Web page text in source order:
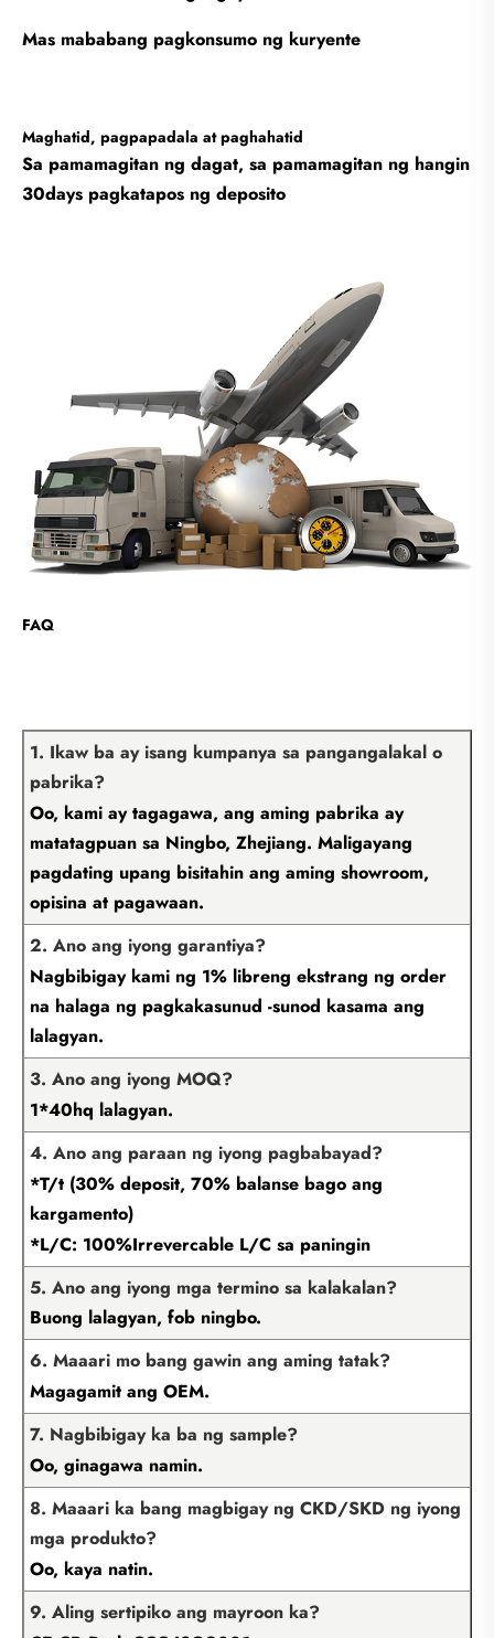
Mas mababang pagkonsumo ng kuryente
Maghatid, pagpapadala at paghahatid
Sa pamamagitan ng dagat, sa pamamagitan ng hangin
30days pagkatapos ng deposito
FAQ
1. Ikaw ba ay isang kumpanya sa pangangalakal o
pabrika?
Oo, kami ay tagagawa, ang aming pabrika ay
matatagpuan sa Ningbo, Zhejiang. Maligayang
pagdating upang bisitahin ang aming showroom,
opisina at pagawaan.
2. Ano ang iyong garantiya?
Nagbibigay kami ng 1% libreng ekstrang ng order
na halaga ng pagkakasunud -sunod kasama ang
lalagyan.
3. Ano ang iyong MOQ?
1*40hq lalagyan.
4. Ano ang paraan ng iyong pagbabayad?
*T/t (30% deposit, 70% balanse bago ang
kargamento)
*L/C: 100%Irrevercable L/C sa paningin
5. Ano ang iyong mga termino sa kalakalan?
Buong lalagyan, fob ningbo.
6. Maaari mo bang gawin ang aming tatak?
Magagamit ang OEM.
7. Nagbibigay ka ba ng sample?
Oo, ginagawa namin.
8. Maaari ka bang magbigay ng CKD/SKD ng iyong
mga produkto?
Oo, kaya natin.
9. Aling sertipiko ang mayroon ka?